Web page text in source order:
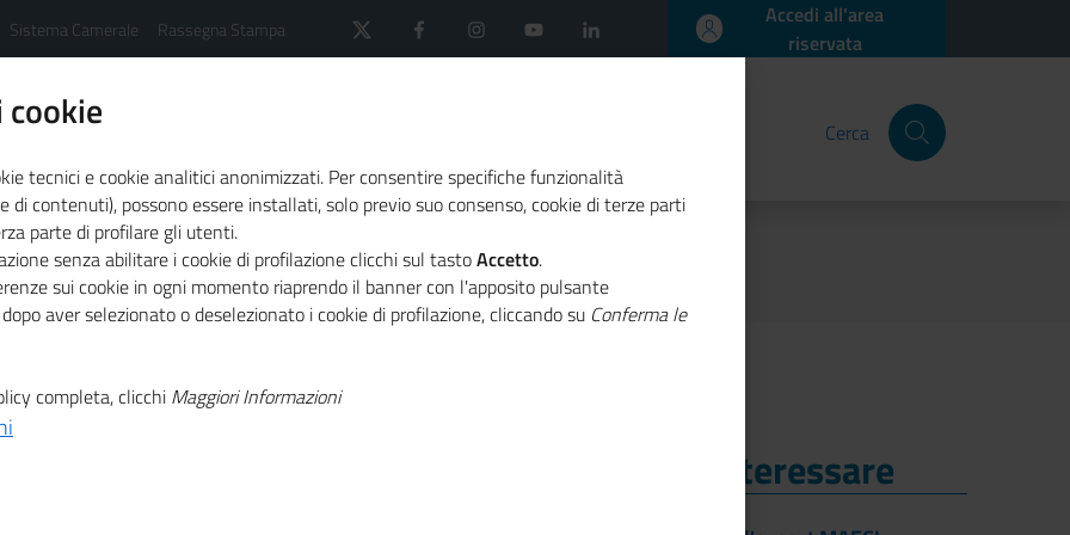
Sistema Camerale Rassegna Stampa
Accedi all'area
riservata
Cerca
sistema camerale
Primo Piano
negoziata nella crisi d’impresa
nella crisi
Ti Potrebbe Interessare
tecnici e cookie analitici anonimizzati. Per consentire specifiche funzionalità
di contenuti), possono essere installati, solo previo suo consenso, cookie di terze parti
parte di profilare gli utenti.
senza abilitare i cookie di profilazione clicchi sul tastoAccetto.
sui cookie in ogni momento riaprendo il banner con l'apposito pulsante
aver selezionato o deselezionato i cookie di profilazione, cliccando su Conferma le
completa, clicchi Maggiori Informazioni